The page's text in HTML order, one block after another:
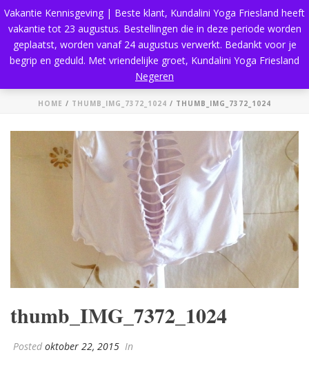
thumb_IMG_7372_1024
HOME / THUMB_IMG_7372_1024 / THUMB_IMG_7372_1024
thumb_IMG_7372_1024
Posted oktober 22, 2015 In
Vakantie Kennisgeving | Beste klant, Kundalini Yoga Friesland heeft
vakantie tot 23 augustus. Bestellingen die in deze periode worden
geplaatst, worden vanaf 24 augustus verwerkt. Bedankt voor je
begrip en geduld. Met vriendelijke groet, Kundalini Yoga Friesland
Negeren